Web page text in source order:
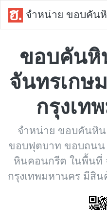
จำหน่าย ขอบคัน
ขอบคันหิ
จันทรเกษ
กรุงเท
จำหน่าย ขอบคันหิน
ขอบฟุตบาท ขอบถน
หินคอนกรีต ในพื้นที่
กรุงเทพมหานคร มีสิ